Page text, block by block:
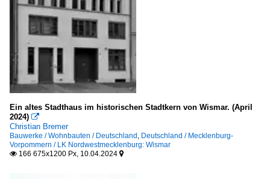
Ein altes Stadthaus im historischen Stadtkern von Wismar. (April
2024) 
Christian Bremer
Bauwerke / Wohnbauten / Deutschland Deutschland / Mecklenburg-
Vorpommern / LK Nordwestmecklenburg: Wismar
 166 675x1200 Px, 10.04.2024 